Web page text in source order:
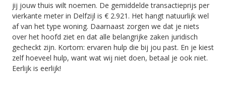
jij jouw thuis wilt noemen. De gemiddelde transactieprijs per
vierkante meter in Delfzijl is € 2.921. Het hangt natuurlijk wel
af van het type woning. Daarnaast zorgen we dat je niets
over het hoofd ziet en dat alle belangrijke zaken juridisch
gecheckt zijn. Kortom: ervaren hulp die bij jou past. En je kiest
zelf hoeveel hulp, want wat wij niet doen, betaal je ook niet.
Eerlijk is eerlijk!